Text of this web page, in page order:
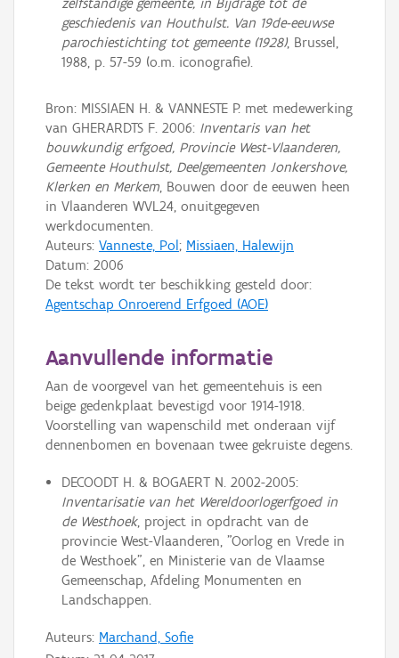
zelfstandige gemeente, in Bijdrage tot de
geschiedenis van Houthulst. Van 19de-eeuwse
parochiestichting tot gemeente (1928), Brussel,
1988, p. 57-59 (o.m. iconografie).
Bron: MISSIAEN H. & VANNESTE P. met medewerking
van GHERARDTS F. 2006: Inventaris van het
bouwkundig erfgoed, Provincie West-Vlaanderen,
Gemeente Houthulst, Deelgemeenten Jonkershove,
Klerken en Merkem, Bouwen door de eeuwen heen
in Vlaanderen WVL24, onuitgegeven
werkdocumenten.
Auteurs: Vanneste, Pol; Missiaen, Halewijn
Datum: 2006
De tekst wordt ter beschikking gesteld door:
Agentschap Onroerend Erfgoed (AOE)
Aanvullende informatie
Aan de voorgevel van het gemeentehuis is een
beige gedenkplaat bevestigd voor 1914-1918.
Voorstelling van wapenschild met onderaan vijf
dennenbomen en bovenaan twee gekruiste degens.
DECOODT H. & BOGAERT N. 2002-2005:
Inventarisatie van het Wereldoorlogerfgoed in
de Westhoek, project in opdracht van de
provincie West-Vlaanderen, "Oorlog en Vrede in
de Westhoek", en Ministerie van de Vlaamse
Gemeenschap, Afdeling Monumenten en
Landschappen.
Auteurs: Marchand, Sofie